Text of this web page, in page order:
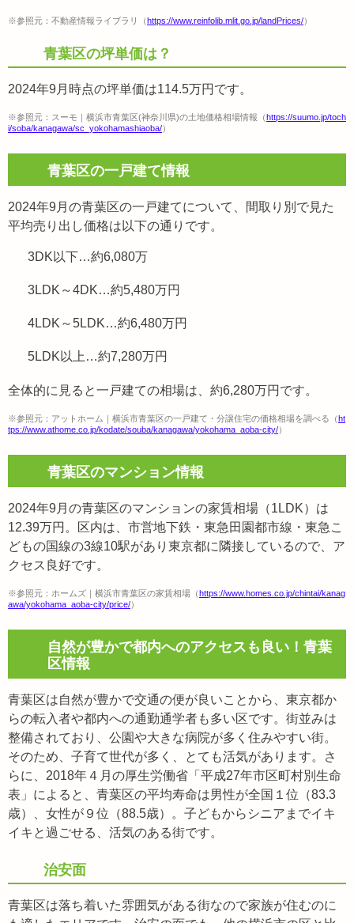
※参照元：不動産情報ライブラリ（https://www.reinfolib.mlit.go.jp/landPrices/）
青葉区の坪単価は？
2024年9月時点の坪単価は114.5万円です。
※参照元：スーモ｜横浜市青葉区(神奈川県)の土地価格相場情報（https://suumo.jp/toch
i/soba/kanagawa/sc_yokohamashiaoba/）
青葉区の一戸建て情報
2024年9月の青葉区の一戸建てについて、間取り別で見た
平均売り出し価格は以下の通りです。
3DK以下…約6,080万
3LDK～4DK…約5,480万円
4LDK～5LDK…約6,480万円
5LDK以上…約7,280万円
全体的に見ると一戸建ての相場は、約6,280万円です。
※参照元：アットホーム｜横浜市青葉区の一戸建て・分譲住宅の価格相場を調べる（ht
tps://www.athome.co.jp/kodate/souba/kanagawa/yokohama_aoba-city/）
青葉区のマンション情報
2024年9月の青葉区のマンションの家賃相場（1LDK）は
12.39万円。区内は、市営地下鉄・東急田園都市線・東急こ
どもの国線の3線10駅があり東京都に隣接しているので、ア
クセス良好です。
※参照元：ホームズ｜横浜市青葉区の家賃相場（https://www.homes.co.jp/chintai/kanag
awa/yokohama_aoba-city/price/）
自然が豊かで都内へのアクセスも良い！青葉
区情報
青葉区は自然が豊かで交通の便が良いことから、東京都か
らの転入者や都内への通勤通学者も多い区です。街並みは
整備されており、公園や大きな病院が多く住みやすい街。
そのため、子育て世代が多く、とても活気があります。さ
らに、2018年４月の厚生労働省「平成27年市区町村別生命
表」によると、青葉区の平均寿命は男性が全国１位（83.3
歳）、女性が９位（88.5歳）。子どもからシニアまでイキ
イキと過ごせる、活気のある街です。
治安面
青葉区は落ち着いた雰囲気がある街なので家族が住むのに